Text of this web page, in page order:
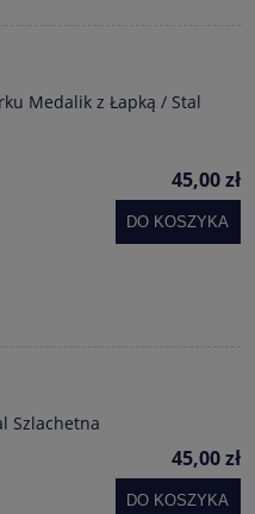
Medalik z Łapką / Stal
45,00 zł
DO KOSZYKA
Szlachetna
45,00 zł
DO KOSZYKA